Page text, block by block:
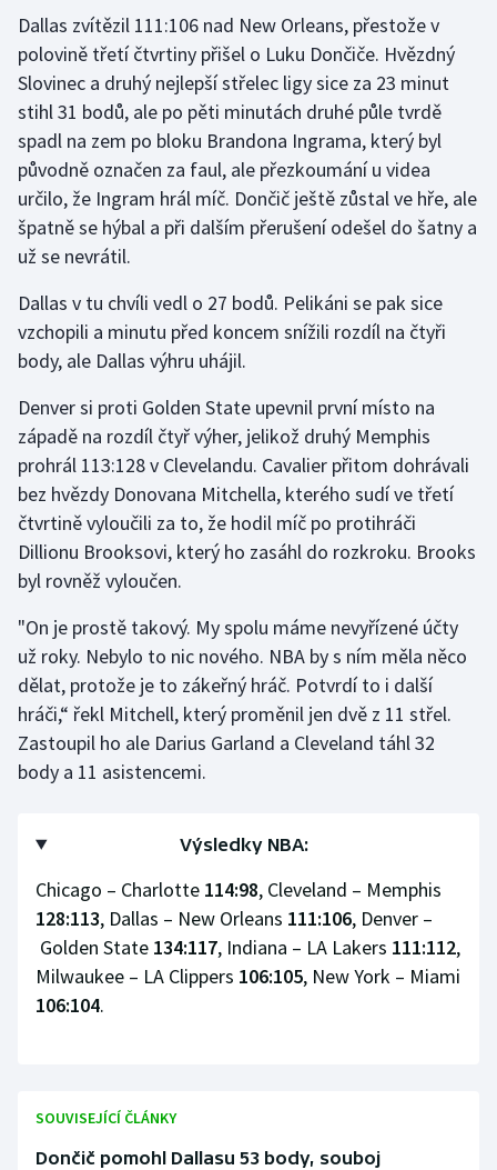
Stolní tenis
Veslování
Vodní slalom
Volejbal
Dallas zvítězil 111:106 nad New Orleans, přestože v
polovině třetí čtvrtiny přišel o Luku Dončiče. Hvězdný
Slovinec a druhý nejlepší střelec ligy sice za 23 minut
stihl 31 bodů, ale po pěti minutách druhé půle tvrdě
spadl na zem po bloku Brandona Ingrama, který byl
původně označen za faul, ale přezkoumání u videa
určilo, že Ingram hrál míč. Dončič ještě zůstal ve hře, ale
špatně se hýbal a při dalším přerušení odešel do šatny a
už se nevrátil.
Dallas v tu chvíli vedl o 27 bodů. Pelikáni se pak sice
vzchopili a minutu před koncem snížili rozdíl na čtyři
body, ale Dallas výhru uhájil.
Denver si proti Golden State upevnil první místo na
západě na rozdíl čtyř výher, jelikož druhý Memphis
prohrál 113:128 v Clevelandu. Cavalier přitom dohrávali
bez hvězdy Donovana Mitchella, kterého sudí ve třetí
čtvrtině vyloučili za to, že hodil míč po protihráči
Dillionu Brooksovi, který ho zasáhl do rozkroku. Brooks
byl rovněž vyloučen.
"On je prostě takový. My spolu máme nevyřízené účty
už roky. Nebylo to nic nového. NBA by s ním měla něco
dělat, protože je to zákeřný hráč. Potvrdí to i další
hráči,“ řekl Mitchell, který proměnil jen dvě z 11 střel.
Zastoupil ho ale Darius Garland a Cleveland táhl 32
body a 11 asistencemi.
Výsledky NBA:
Chicago – Charlotte 114:98, Cleveland – Memphis
128:113, Dallas – New Orleans 111:106, Denver –
Golden State 134:117, Indiana – LA Lakers 111:112,
Milwaukee – LA Clippers 106:105, New York – Miami
106:104.
SOUVISEJÍCÍ ČLÁNKY
Dončič pomohl Dallasu 53 body, souboj